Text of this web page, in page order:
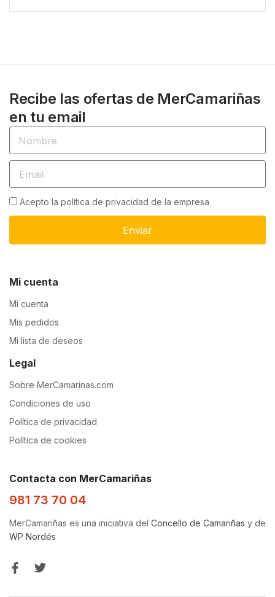
Recibe las ofertas de MerCamariñas
en tu email
Acepto la política de privacidad de la empresa
Enviar
Mi cuenta
Mi cuenta
Mis pedidos
Mi lista de deseos
Legal
Sobre MerCamarinas.com
Condiciones de uso
Política de privacidad
Política de cookies
Contacta con MerCamariñas
981 73 70 04
MerCamariñas es una iniciativa del Concello de Camariñas y de
WP Nordés